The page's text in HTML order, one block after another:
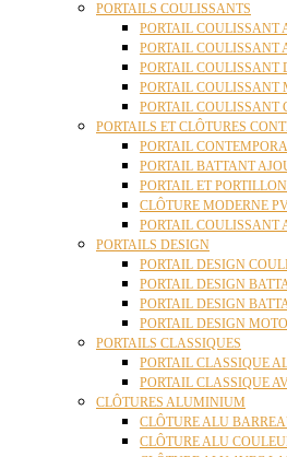
PORTAILS COULISSANTS
PORTAIL COULISSANT
PORTAIL COULISSANT
PORTAIL COULISSANT
PORTAIL COULISSANT
PORTAIL COULISSANT
PORTAILS ET CLÔTURES
PORTAIL
PORTAIL BATTANT
PORTAIL ET
CLÔTURE MODERNE
PORTAIL
PORTAILS DESIGN
PORTAIL DESIGN
PORTAIL DESIGN
PORTAIL DESIGN
PORTAIL DESIGN
PORTAILS CLASSIQUES
PORTAIL CLASSIQUE
PORTAIL CLASSIQUE
CLÔTURES ALUMINIUM
CLÔTURE ALU
CLÔTURE ALU